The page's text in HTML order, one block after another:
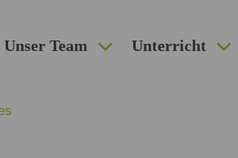
Unser Team Unterricht